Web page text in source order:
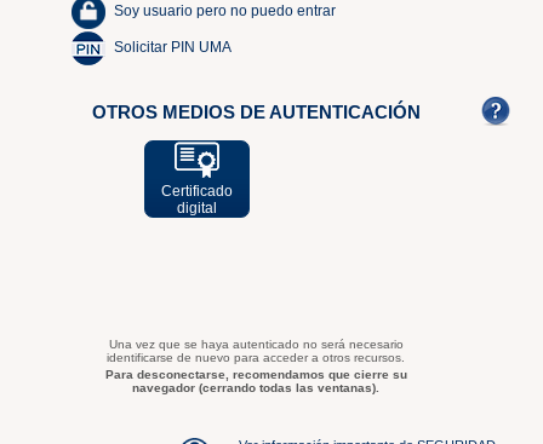
Soy usuario pero no puedo entrar
Solicitar PIN UMA
OTROS MEDIOS DE AUTENTICACIÓN
Certificado
digital
Una vez que se haya autenticado no será necesario
identificarse de nuevo para acceder a otros recursos.
Para desconectarse, recomendamos que cierre su
navegador (cerrando todas las ventanas).